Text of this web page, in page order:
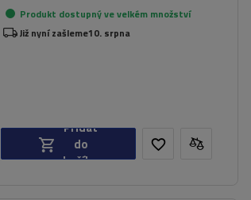
Produkt dostupný ve velkém množství
Již nyní zašleme10. srpna
Přidat
do
košíku